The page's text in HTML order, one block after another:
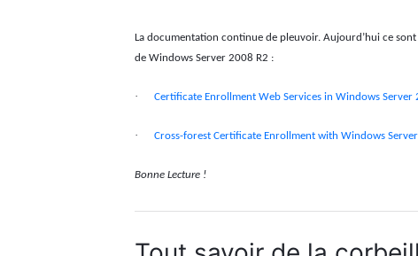
La documentation continue de pleuvoir. Aujourd’hui ce
de Windows Server 2008 R2 :
· Certificate Enrollment Web Services in Windows Server
· Cross-forest Certificate Enrollment with Windows
Bonne Lecture !